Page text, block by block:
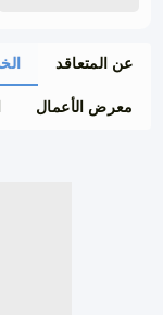
عن المتعاقد
معرض الأعمال